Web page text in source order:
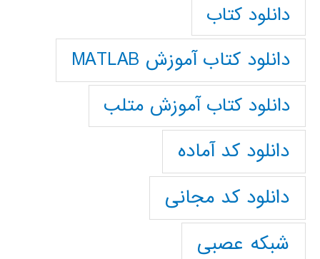
دانلود کتاب
دانلود کتاب آموزش MATLAB
دانلود کتاب آموزش متلب
دانلود کد آماده
دانلود کد مجانی
شبکه عصبی